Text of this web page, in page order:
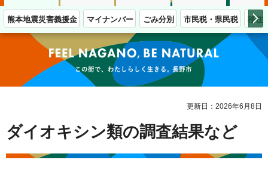
熊本地震災害義援金 マイナンバー ごみ分別 市民税・県民税 移住
この街で、わたしらしく生きる。長野市
更新日：2026年6月8日
ダイオキシン類の調査結果など